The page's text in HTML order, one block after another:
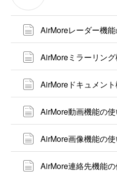
AirMoreレーダー機
AirMoreミラーリン
AirMoreドキュメン
AirMore動画機能の
AirMore画像機能の
AirMore連絡先機能